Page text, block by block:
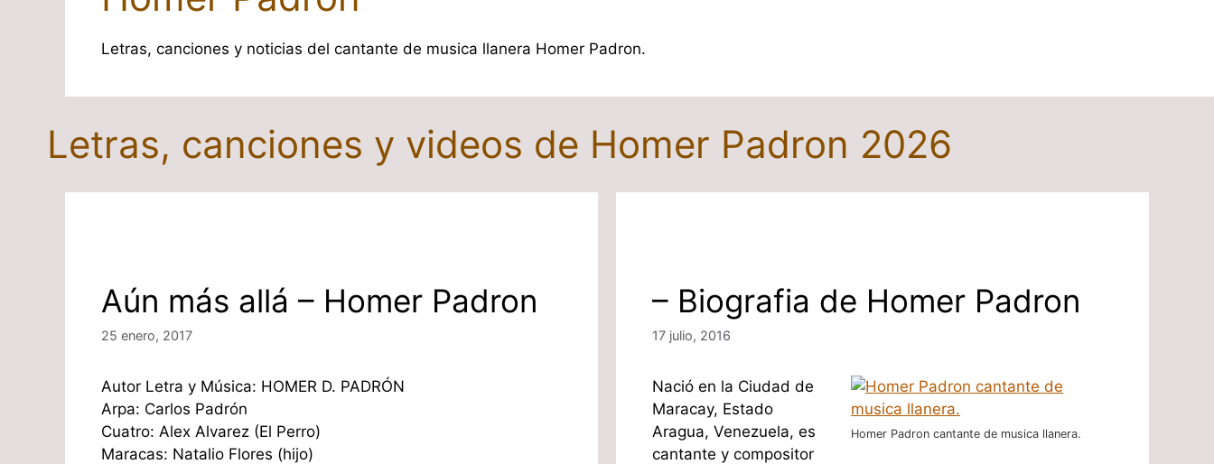
Letras, canciones y noticias del cantante de musica llanera Homer Padron.
Letras, canciones y videos de Homer Padron 2026
Aún más allá – Homer Padron
25 enero, 2017
Autor Letra y Música: HOMER D. PADRÓN
Arpa: Carlos Padrón
Cuatro: Alex Alvarez (El Perro)
Maracas: Natalio Flores (hijo)
– Biografia de Homer Padron
17 julio, 2016
Homer Padron cantante de musica llanera.
Nació en la Ciudad de
Maracay, Estado
Aragua, Venezuela, es
cantante y compositor